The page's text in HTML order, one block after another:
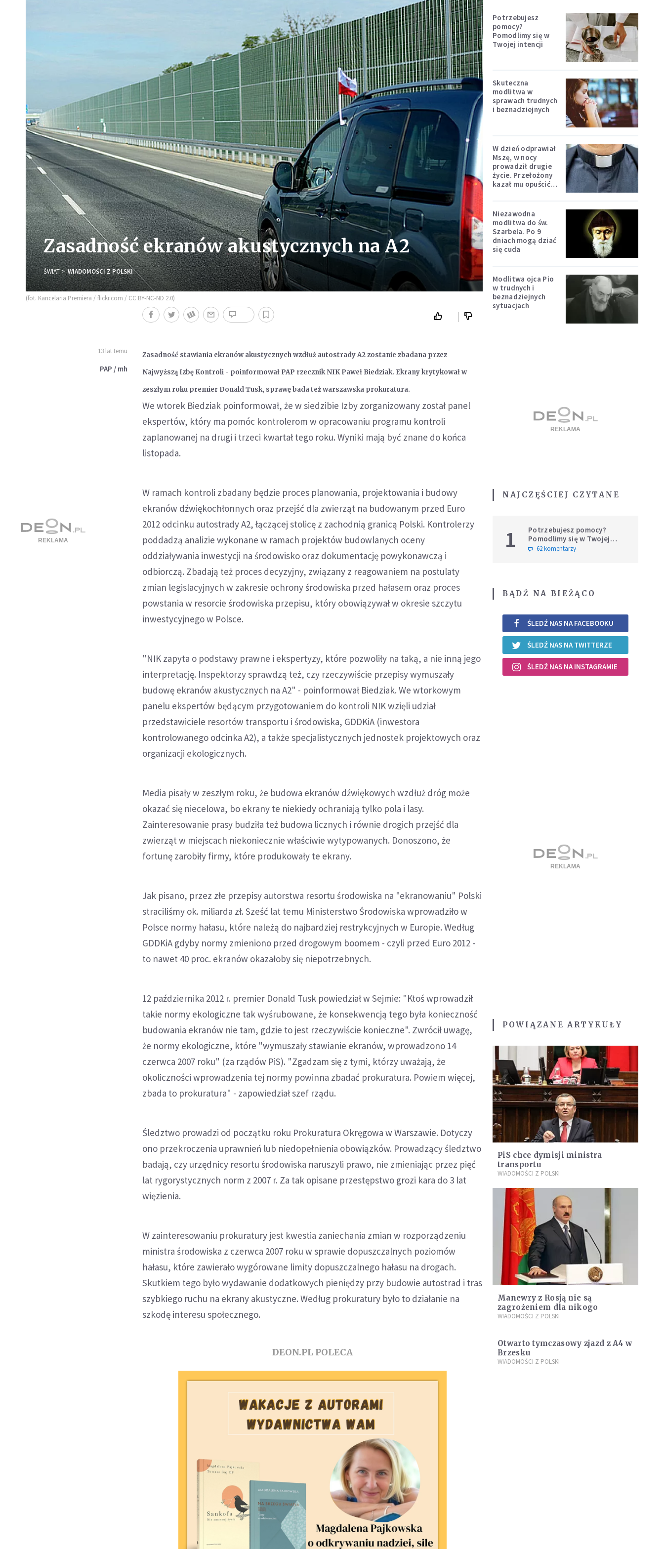
Zasadność ekranów akustycznych na A2
ŚWIAT WIADOMOŚCI Z POLSKI
(fot. Kancelaria Premiera / flickr.com / CC BY-NC-ND 2.0)
13 lat temu
PAP / mh
Zasadność stawiania ekranów akustycznych wzdłuż autostrady A2 zostanie zbadana przez
Najwyższą Izbę Kontroli - poinformował PAP rzecznik NIK Paweł Biedziak. Ekrany krytykował w
zeszłym roku premier Donald Tusk, sprawę bada też warszawska prokuratura.
We wtorek Biedziak poinformował, że w siedzibie Izby zorganizowany został panel
ekspertów, który ma pomóc kontrolerom w opracowaniu programu kontroli
zaplanowanej na drugi i trzeci kwartał tego roku. Wyniki mają być znane do końca
listopada.
W ramach kontroli zbadany będzie proces planowania, projektowania i budowy
ekranów dźwiękochłonnych oraz przejść dla zwierząt na budowanym przed Euro
2012 odcinku autostrady A2, łączącej stolicę z zachodnią granicą Polski. Kontrolerzy
poddadzą analizie wykonane w ramach projektów budowlanych oceny
oddziaływania inwestycji na środowisko oraz dokumentację powykonawczą i
odbiorczą. Zbadają też proces decyzyjny, związany z reagowaniem na postulaty
zmian legislacyjnych w zakresie ochrony środowiska przed hałasem oraz proces
powstania w resorcie środowiska przepisu, który obowiązywał w okresie szczytu
inwestycyjnego w Polsce.
"NIK zapyta o podstawy prawne i ekspertyzy, które pozwoliły na taką, a nie inną jego
interpretację. Inspektorzy sprawdzą też, czy rzeczywiście przepisy wymuszały
budowę ekranów akustycznych na A2" - poinformował Biedziak. We wtorkowym
panelu ekspertów będącym przygotowaniem do kontroli NIK wzięli udział
przedstawiciele resortów transportu i środowiska, GDDKiA (inwestora
kontrolowanego odcinka A2), a także specjalistycznych jednostek projektowych oraz
organizacji ekologicznych.
Media pisały w zeszłym roku, że budowa ekranów dźwiękowych wzdłuż dróg może
okazać się niecelowa, bo ekrany te niekiedy ochraniają tylko pola i lasy.
Zainteresowanie prasy budziła też budowa licznych i równie drogich przejść dla
zwierząt w miejscach niekoniecznie właściwie wytypowanych. Donoszono, że
fortunę zarobiły firmy, które produkowały te ekrany.
Jak pisano, przez złe przepisy autorstwa resortu środowiska na "ekranowaniu" Polski
straciliśmy ok. miliarda zł. Sześć lat temu Ministerstwo Środowiska wprowadziło w
Polsce normy hałasu, które należą do najbardziej restrykcyjnych w Europie. Według
GDDKiA gdyby normy zmieniono przed drogowym boomem - czyli przed Euro 2012 -
to nawet 40 proc. ekranów okazałoby się niepotrzebnych.
12 października 2012 r. premier Donald Tusk powiedział w Sejmie: "Ktoś wprowadził
takie normy ekologiczne tak wyśrubowane, że konsekwencją tego była konieczność
budowania ekranów nie tam, gdzie to jest rzeczywiście konieczne". Zwrócił uwagę,
że normy ekologiczne, które "wymuszały stawianie ekranów, wprowadzono 14
czerwca 2007 roku" (za rządów PiS). "Zgadzam się z tymi, którzy uważają, że
okoliczności wprowadzenia tej normy powinna zbadać prokuratura. Powiem więcej,
zbada to prokuratura" - zapowiedział szef rządu.
Śledztwo prowadzi od początku roku Prokuratura Okręgowa w Warszawie. Dotyczy
ono przekroczenia uprawnień lub niedopełnienia obowiązków. Prowadzący śledztwo
badają, czy urzędnicy resortu środowiska naruszyli prawo, nie zmieniając przez pięć
lat rygorystycznych norm z 2007 r. Za tak opisane przestępstwo grozi kara do 3 lat
więzienia.
W zainteresowaniu prokuratury jest kwestia zaniechania zmian w rozporządzeniu
ministra środowiska z czerwca 2007 roku w sprawie dopuszczalnych poziomów
hałasu, które zawierało wygórowane limity dopuszczalnego hałasu na drogach.
Skutkiem tego było wydawanie dodatkowych pieniędzy przy budowie autostrad i tras
szybkiego ruchu na ekrany akustyczne. Według prokuratury było to działanie na
szkodę interesu społecznego.
DEON.PL POLECA
Potrzebujesz
pomocy?
Pomodlimy się w
Twojej intencji
Skuteczna
modlitwa w
sprawach trudnych
i beznadziejnych
W dzień odprawiał
Mszę, w nocy
prowadził drugie
życie. Przełożony
kazał mu opuścić
Niezawodna
modlitwa do św.
Szarbela. Po 9
dniach mogą dziać
się cuda
Modlitwa ojca Pio
w trudnych i
beznadziejnych
sytuacjach
NAJCZĘŚCIEJ CZYTANE
1
Potrzebujesz pomocy?
Pomodlimy się w Twojej
intencji
62 komentarzy
BĄDŹ NA BIEŻĄCO
ŚLEDŹ NAS NA FACEBOOKU
ŚLEDŹ NAS NA TWITTERZE
ŚLEDŹ NAS NA INSTAGRAMIE
POWIĄZANE ARTYKUŁY
PiS chce dymisji ministra
transportu
WIADOMOŚCI Z POLSKI
Manewry z Rosją nie są
zagrożeniem dla nikogo
WIADOMOŚCI Z POLSKI
Otwarto tymczasowy zjazd z A4 w
Brzesku
WIADOMOŚCI Z POLSKI